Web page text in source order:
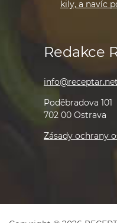
kily, a navíc
Redakce
info@receptar.net
Poděbradova 101
702 00 Ostrava
Zásady ochrany